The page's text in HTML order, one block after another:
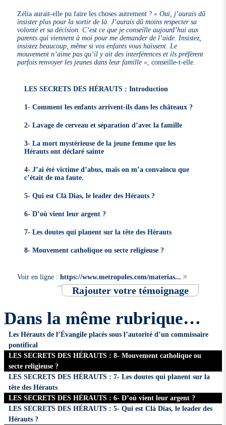
Zélia aurait-elle pu faire les choses autrement ?« Oui, j’aurais dû
insister plus pour la sortir de là. J’aurais dû moins respecter sa
volonté et sa décision. C’est ce que je conseille aujourd’hui aux
parents qui viennent à moi pour me demander de l’aide. Insistez,
insistez beaucoup, même si vos enfants vous haïssent. Le
mouvement n’aime pas qu’il y ait des interférences et ils préfèrent
parfois renvoyer les jeunes dans leur famille » , conseille-t-elle.
LES SECRETS DES HÉRAUTS : Introduction
1- Comment les enfants arrivent-ils dans les châteaux ?
2- Lavage de cerveau et séparation d’avec la famille
3- La mort mystérieuse de la jeune femme que les
Hérauts ont déclaré sainte
4- J’ai été victime d’abus, mais on m’a convaincu que
c’était de ma faute.
5- Qui est Clá Dias, le leader des Hérauts ?
6- D’où vient leur argent ?
7- Les doutes qui planent sur la tête des Hérauts
8- Mouvement catholique ou secte religieuse ?
Voir en ligne :https://www.metropoles.com/materias...
Rajouter votre témoignage
Dans la même rubrique…
Les Hérauts de l’Évangile placés sous l’autorité d’un commissaire
pontifical
LES SECRETS DES HÉRAUTS : 8- Mouvement catholique ou
secte religieuse ?
LES SECRETS DES HÉRAUTS : 7- Les doutes qui planent sur la
tête des Hérauts
LES SECRETS DES HÉRAUTS : 6- D’où vient leur argent ?
LES SECRETS DES HÉRAUTS : 5- Qui est Clá Dias, le leader des
Hérauts ?